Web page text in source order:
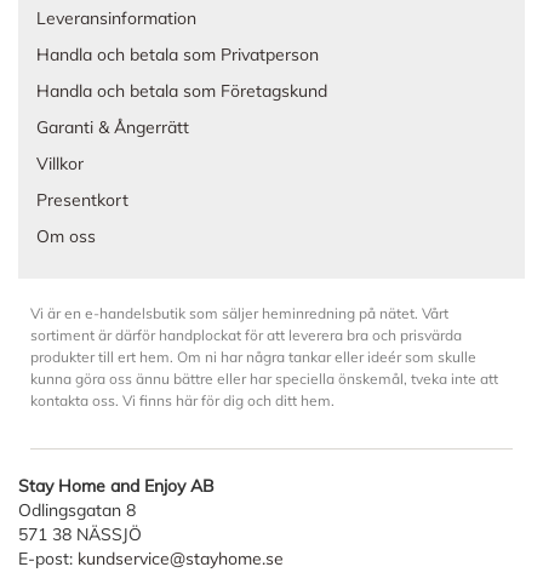
Leveransinformation
Handla och betala som Privatperson
Handla och betala som Företagskund
Garanti & Ångerrätt
Villkor
Presentkort
Om oss
Vi är en e-handelsbutik som säljer heminredning på nätet. Vårt
sortiment är därför handplockat för att leverera bra och prisvärda
produkter till ert hem. Om ni har några tankar eller ideér som skulle
kunna göra oss ännu bättre eller har speciella önskemål, tveka inte att
kontakta oss. Vi finns här för dig och ditt hem.
Stay Home and Enjoy AB
Odlingsgatan 8
571 38 NÄSSJÖ
E-post: kundservice@stayhome.se